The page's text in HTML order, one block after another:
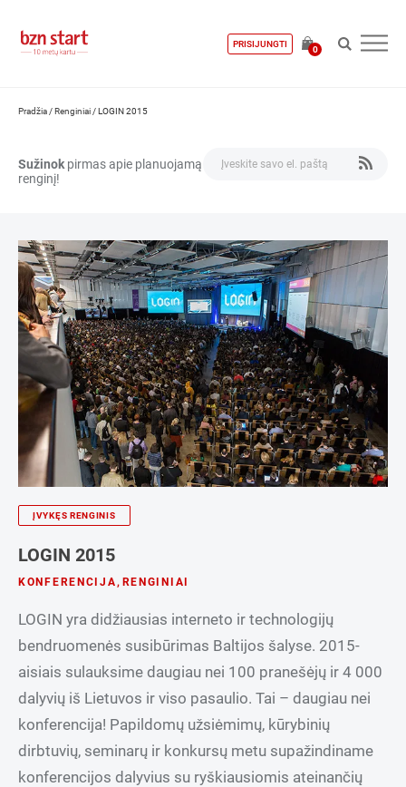
PRISIJUNGTI
0
Pradžia /Renginiai /LOGIN 2015
Sužinok pirmas apie planuojamą
renginį!
ĮVYKĘS RENGINIS
LOGIN 2015
KONFERENCIJA, RENGINIAI
LOGIN yra didžiausias interneto ir technologijų
bendruomenės susibūrimas Baltijos šalyse. 2015-
aisiais sulauksime daugiau nei 100 pranešėjų ir 4 000
dalyvių iš Lietuvos ir viso pasaulio. Tai – daugiau nei
konferencija! Papildomų užsiėmimų, kūrybinių
dirbtuvių, seminarų ir konkursų metu supažindiname
konferencijos dalyvius su ryškiausiomis ateinančių